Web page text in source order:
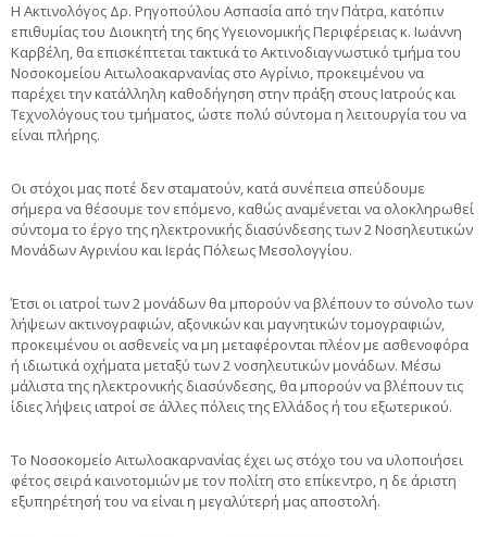
Η Ακτινολόγος Δρ. Ρηγοπούλου Ασπασία από την Πάτρα, κατόπιν
επιθυμίας του Διοικητή της 6ης Υγειονομικής Περιφέρειας κ. Ιωάννη
Καρβέλη, θα επισκέπτεται τακτικά το Ακτινοδιαγνωστικό τμήμα του
Νοσοκομείου Αιτωλοακαρνανίας στο Αγρίνιο, προκειμένου να
παρέχει την κατάλληλη καθοδήγηση στην πράξη στους Ιατρούς και
Τεχνολόγους του τμήματος, ώστε πολύ σύντομα η λειτουργία του να
είναι πλήρης.
Οι στόχοι μας ποτέ δεν σταματούν, κατά συνέπεια σπεύδουμε
σήμερα να θέσουμε τον επόμενο, καθώς αναμένεται να ολοκληρωθεί
σύντομα το έργο της ηλεκτρονικής διασύνδεσης των 2 Νοσηλευτικών
Μονάδων Αγρινίου και Ιεράς Πόλεως Μεσολογγίου.
Έτσι οι ιατροί των 2 μονάδων θα μπορούν να βλέπουν το σύνολο των
λήψεων ακτινογραφιών, αξονικών και μαγνητικών τομογραφιών,
προκειμένου οι ασθενείς να μη μεταφέρονται πλέον με ασθενοφόρα
ή ιδιωτικά οχήματα μεταξύ των 2 νοσηλευτικών μονάδων. Μέσω
μάλιστα της ηλεκτρονικής διασύνδεσης, θα μπορούν να βλέπουν τις
ίδιες λήψεις ιατροί σε άλλες πόλεις της Ελλάδος ή του εξωτερικού.
Το Νοσοκομείο Αιτωλοακαρνανίας έχει ως στόχο του να υλοποιήσει
φέτος σειρά καινοτομιών με τον πολίτη στο επίκεντρο, η δε άριστη
εξυπηρέτησή του να είναι η μεγαλύτερή μας αποστολή.